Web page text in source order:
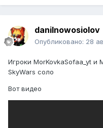
danilnowosiolov
Опубликовано: 28
Игроки MorKovkaSofaa_yt и
SkyWars соло
Вот видео